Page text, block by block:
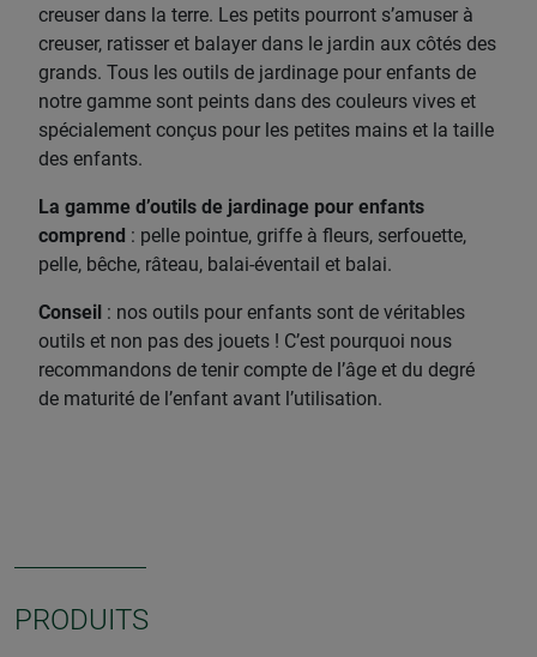
creuser dans la terre. Les petits pourront s’amuser à
creuser, ratisser et balayer dans le jardin aux côtés des
grands. Tous les outils de jardinage pour enfants de
notre gamme sont peints dans des couleurs vives et
spécialement conçus pour les petites mains et la taille
des enfants.
La gamme d’outils de jardinage pour enfants
comprend : pelle pointue, griffe à fleurs, serfouette,
pelle, bêche, râteau, balai-éventail et balai.
Conseil : nos outils pour enfants sont de véritables
outils et non pas des jouets ! C’est pourquoi nous
recommandons de tenir compte de l’âge et du degré
de maturité de l’enfant avant l’utilisation.
PRODUITS